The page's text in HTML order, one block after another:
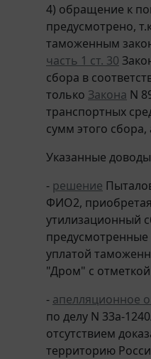
4) обращение к
предусмотрено,
таможенным
часть 1 ст. 30
сбора в
только Закона N
транспортных
сумм этого
Указанные
- решение
ФИО2,
утилизационный
уплатой
"Дром" с
- апелляционное
по делу N 33а-
отсутствием
территорию